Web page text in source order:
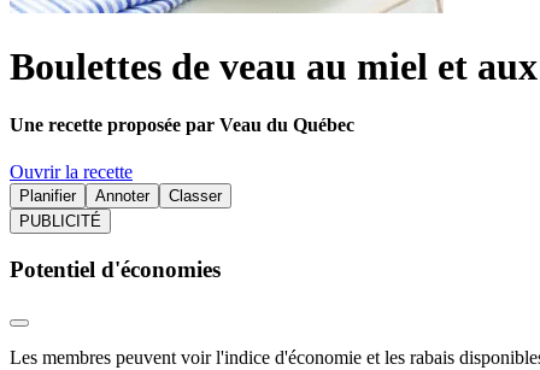
Boulettes de veau au miel et
Une recette proposée par Veau du Québec
Ouvrir la recette
Planifier Annoter
Classer
PUBLICITÉ
Potentiel d'économies
Les membres peuvent voir l'indice d'économie et les rabais